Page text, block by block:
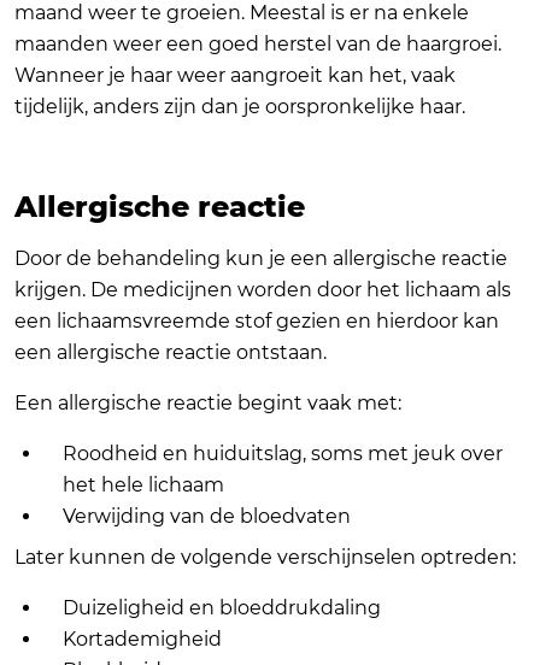
maand weer te groeien. Meestal is er na enkele
maanden weer een goed herstel van de haargroei.
Wanneer je haar weer aangroeit kan het, vaak
tijdelijk, anders zijn dan je oorspronkelijke haar.
Allergische reactie
Door de behandeling kun je een allergische reactie
krijgen. De medicijnen worden door het lichaam als
een lichaamsvreemde stof gezien en hierdoor kan
een allergische reactie ontstaan.
Een allergische reactie begint vaak met:
Roodheid en huiduitslag, soms met jeuk over
het hele lichaam
Verwijding van de bloedvaten
Later kunnen de volgende verschijnselen optreden:
Duizeligheid en bloeddrukdaling
Kortademigheid